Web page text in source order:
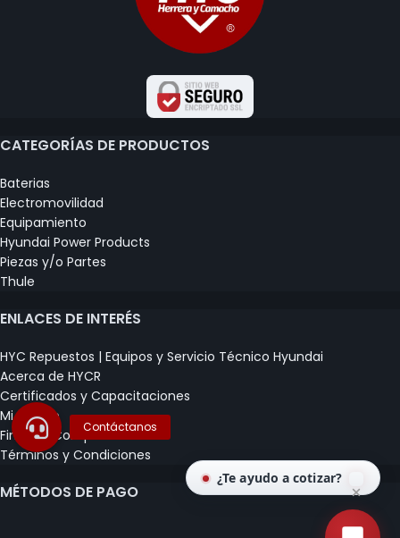
CATEGORÍAS DE PRODUCTOS
Baterias
Electromovilidad
Equipamiento
Hyundai Power Products
Piezas y/o Partes
Thule
ENLACES DE INTERÉS
HYC Repuestos | Equipos y Servicio Técnico Hyundai
Acerca de HYCR
Certificados y Capacitaciones
Mi Carrito
Finalizar Compra
Términos y Condiciones
MÉTODOS DE PAGO
¿Te ayudo a cotizar?